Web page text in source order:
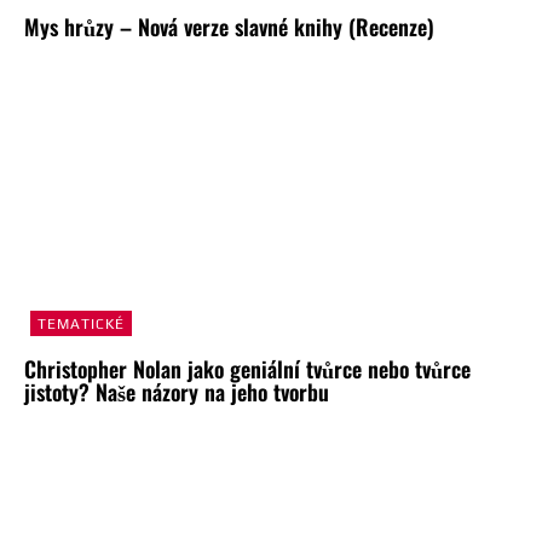
Mys hrůzy – Nová verze slavné knihy (Recenze)
TEMATICKÉ
Christopher Nolan jako geniální tvůrce nebo tvůrce
jistoty? Naše názory na jeho tvorbu